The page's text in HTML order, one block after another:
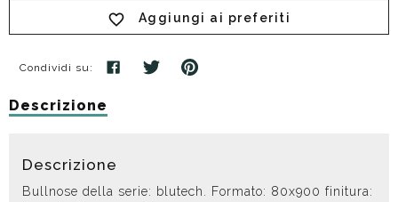
Aggiungi ai preferiti
Condividi su:
Descrizione
Descrizione
Bullnose della serie: blutech. Formato: 80x900 finitura: